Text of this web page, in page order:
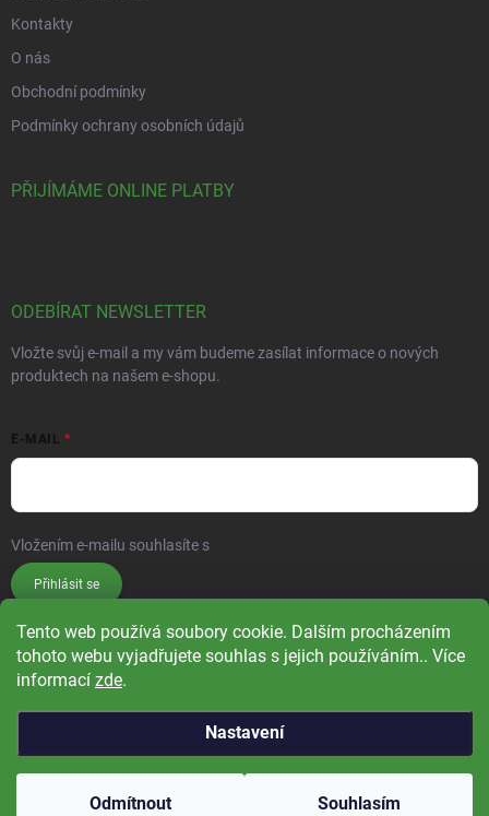
Tento web používá soubory cookie. Dalším procházením
tohoto webu vyjadřujete souhlas s jejich používáním.. Více
informací zde.
Nastavení
Odmítnout Souhlasím
Kontakty
O nás
Obchodní podmínky
Podmínky ochrany osobních údajů
PŘIJÍMÁME ONLINE PLATBY
ODEBÍRAT NEWSLETTER
Vložte svůj e-mail a my vám budeme zasílat informace o nových
produktech na našem e-shopu.
E-MAIL
Vložením e-mailu souhlasíte s
Přihlásit se
Copyright 2026Čistá příroda. Všechna práva vyhrazena.Upravit nastavení